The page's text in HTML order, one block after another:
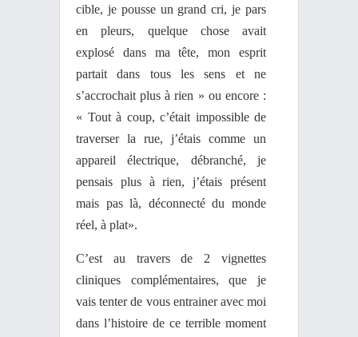
cible, je pousse un grand cri, je pars
en pleurs, quelque chose avait
explosé dans ma tête, mon esprit
partait dans tous les sens et ne
s’accrochait plus à rien » ou encore :
« Tout à coup, c’était impossible de
traverser la rue, j’étais comme un
appareil électrique, débranché, je
pensais plus à rien, j’étais présent
mais pas là, déconnecté du monde
réel, à plat».
C’est au travers de 2 vignettes
cliniques complémentaires, que je
vais tenter de vous entrainer avec moi
dans l’histoire de ce terrible moment